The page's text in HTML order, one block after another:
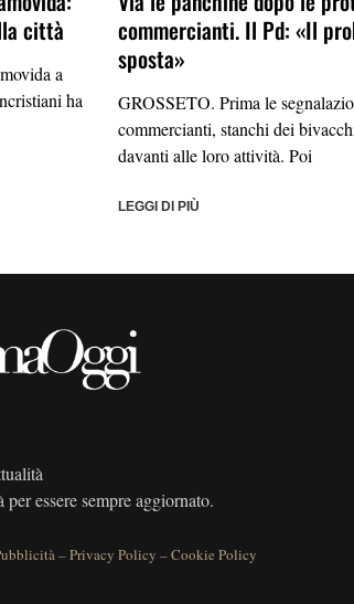
città
a
ha
commercianti. Il Pd: «Il
sposta»
GROSSETO. Prima le
commercianti, stanchi dei
davanti alle loro attività. Poi
LEGGI DI PIÙ
essere sempre aggiornato.
–Privacy Policy –Cookie Policy